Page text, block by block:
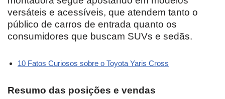
versáteis e acessíveis, que atendem tanto o
público de carros de entrada quanto os
consumidores que buscam SUVs e sedãs.
10 Fatos Curiosos sobre o Toyota Yaris Cross
Resumo das posições e vendas